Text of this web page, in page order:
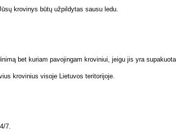
krovinys būtų užpildytas sausu ledu.
bet kuriam pavojingam kroviniui, jeigu jis yra
krovinius visoje Lietuvos teritorijoje.
7.